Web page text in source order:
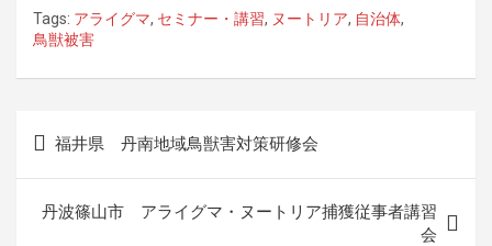
Tags: アライグマ, セミナー・講習, ヌートリア, 自治体,
鳥獣被害
福井県 丹南地域鳥獣害対策研修会
丹波篠山市 アライグマ・ヌートリア捕獲従事者講習
会